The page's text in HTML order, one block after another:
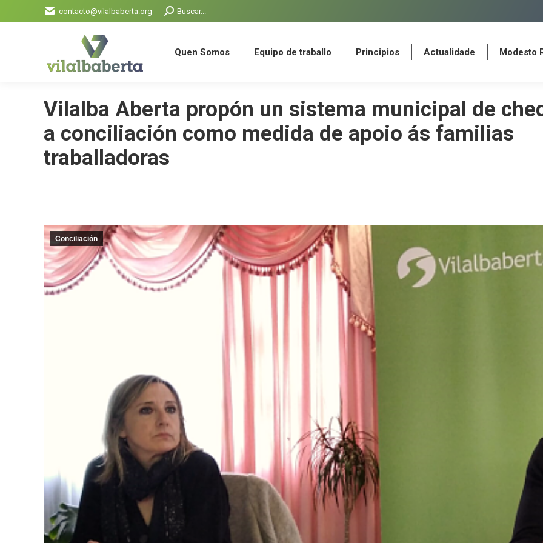
contacto@vilalbaberta.org Search:Buscar...
Quen Somos Equipo de traballo Principios Actualidade Modesto
Vilalba Aberta propón un sistema municipal de
a conciliación como medida de apoio ás familias
traballadoras
Conciliación
Quen Somos Equipo de traballo Principios Actualidade Modesto